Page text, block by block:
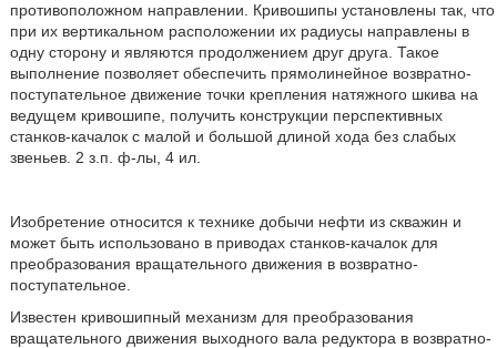
противоположном направлении. Кривошипы установлены так, что
при их вертикальном расположении их радиусы направлены в
одну сторону и являются продолжением друг друга. Такое
выполнение позволяет обеспечить прямолинейное возвратно-
поступательное движение точки крепления натяжного шкива на
ведущем кривошипе, получить конструкции перспективных
станков-качалок с малой и большой длиной хода без слабых
звеньев. 2 з.п. ф-лы, 4 ил.
Изобретение относится к технике добычи нефти из скважин и
может быть использовано в приводах станков-качалок для
преобразования вращательного движения в возвратно-
поступательное.
Известен кривошипный механизм для преобразования
вращательного движения выходного вала редуктора в возвратно-